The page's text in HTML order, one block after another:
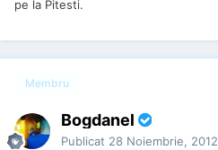
pe la Pitesti.
Membru
Bogdanel
Publicat 28 Noiembrie, 2012